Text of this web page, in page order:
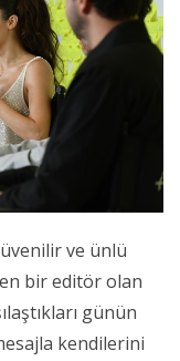
ve ünlü
bir editör olan
günün
kendilerini